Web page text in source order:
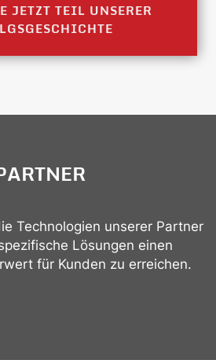
JETZT TEIL UNSERER
Technologien unserer Partner
Lösungen einen
für Kunden zu erreichen.